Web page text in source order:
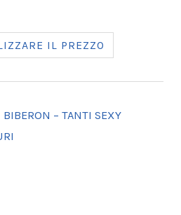
IL PREZZO
– TANTI SEXY